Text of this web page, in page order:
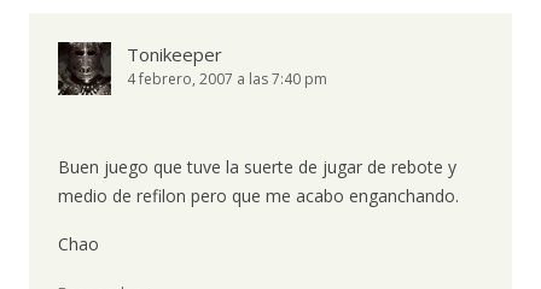
Tonikeeper
4 febrero, 2007 a las 7:40 pm
Buen juego que tuve la suerte de jugar de rebote y
medio de refilon pero que me acabo enganchando.
Chao